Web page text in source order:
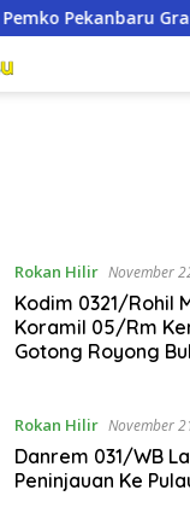
3 Pasang
Rokan Hilir November
Kodim 0321/Rohil
Koramil 05/Rm
Gotong Royong
Rokan Hilir November
Danrem 031/WB
Peninjauan Ke